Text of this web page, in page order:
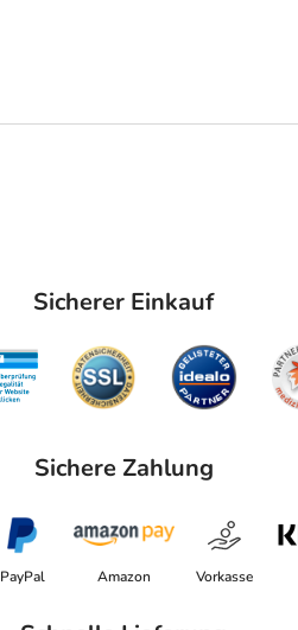
Sicherer Einkauf
Sichere Zahlung
PayPal Amazon Vorkasse